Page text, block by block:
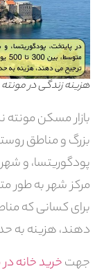
هزینه زندگی در
بازار مسکن
بزرگ و مناطق
پودگوریتسا، و
برای کسانی که
دهند، هزینه به حدود 200 تا 350 یورو
جهتخرید خانه